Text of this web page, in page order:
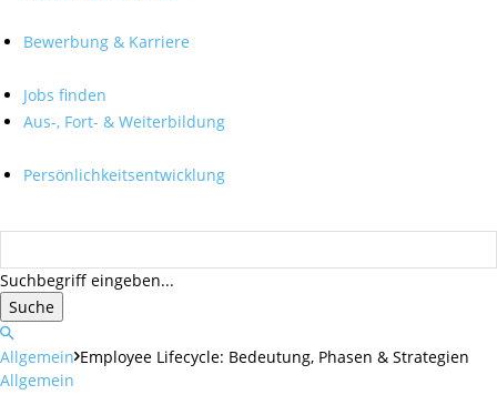
Bewerbung & Karriere
Jobs finden
Aus-, Fort- & Weiterbildung
Persönlichkeitsentwicklung
Suchbegriff eingeben...
Suche
Allgemein Employee Lifecycle: Bedeutung, Phasen & Strategien
Allgemein